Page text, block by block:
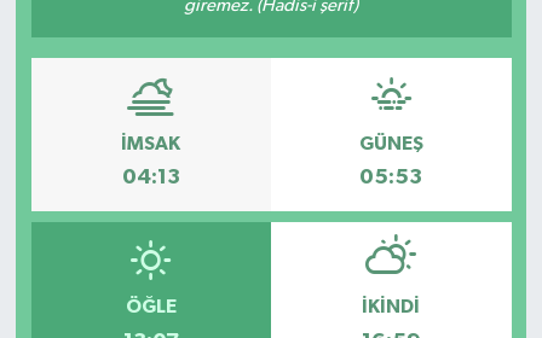
giremez. (Hadis-i şerif)
İMSAK
04:13
GÜNEŞ
05:53
ÖĞLE İKINDI